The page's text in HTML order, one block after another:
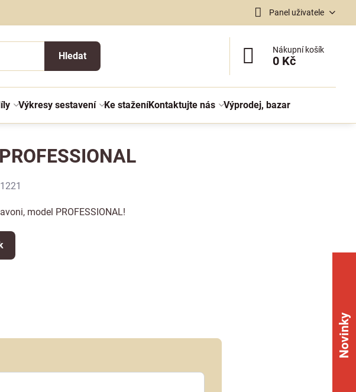
Panel uživatele
Hledat
Nákupní košík
0 Kč
Výkresy sestavení Ke staženíKontaktujte nás Výprodej, bazar
1221
model PROFESSIONAL!
Novinky